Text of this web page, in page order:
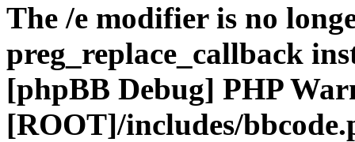
The /e modifier is no
preg_replace_callback
[phpBB Debug] PHP
[ROOT]/includes/